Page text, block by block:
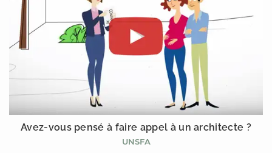
Avez-vous pensé à faire appel à un architecte ?
UNSFA